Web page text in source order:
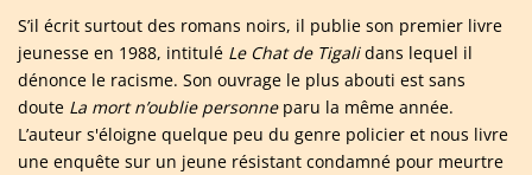
S’il écrit surtout des romans noirs, il publie son premier livre
jeunesse en 1988, intitulé Le Chat de Tigalidans lequel il
dénonce le racisme. Son ouvrage le plus abouti est sans
doute La mort n’oublie personneparu la même année.
L’auteur s'éloigne quelque peu du genre policier et nous livre
une enquête sur un jeune résistant condamné pour meurtre